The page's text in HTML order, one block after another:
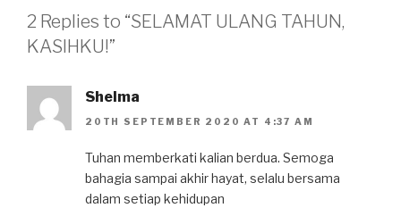
2 Replies to “SELAMAT ULANG TAHUN,
KASIHKU!”
Shelma
20TH SEPTEMBER 2020 AT 4:37 AM
Tuhan memberkati kalian berdua. Semoga
bahagia sampai akhir hayat, selalu bersama
dalam setiap kehidupan